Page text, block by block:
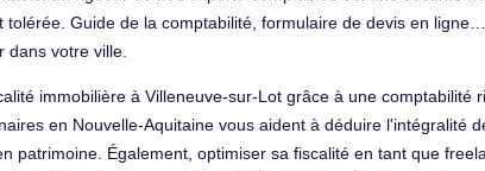
tolérée. Guide de la comptabilité, formulaire de devis en
dans votre ville.
immobilière à Villeneuve-sur-Lot grâce à une
en Nouvelle-Aquitaine vous aident à déduire
patrimoine. Également, optimiser sa fiscalité en tant que